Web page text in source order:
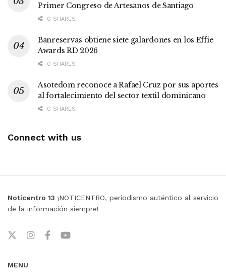
Primer Congreso de Artesanos de Santiago
0 SHARES
Banreservas obtiene siete galardones en los Effie
Awards RD 2026
0 SHARES
Asotedom reconoce a Rafael Cruz por sus aportes
al fortalecimiento del sector textil dominicano
0 SHARES
Connect with us
Noticentro 13 ¡NOTICENTRO, periodismo auténtico al servicio
de la información siempre!
MENU